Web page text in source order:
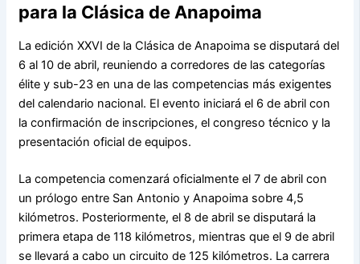
para la Clásica de Anapoima
La edición XXVI de la Clásica de Anapoima se disputará del
6 al 10 de abril, reuniendo a corredores de las categorías
élite y sub-23 en una de las competencias más exigentes
del calendario nacional. El evento iniciará el 6 de abril con
la confirmación de inscripciones, el congreso técnico y la
presentación oficial de equipos.
La competencia comenzará oficialmente el 7 de abril con
un prólogo entre San Antonio y Anapoima sobre 4,5
kilómetros. Posteriormente, el 8 de abril se disputará la
primera etapa de 118 kilómetros, mientras que el 9 de abril
se llevará a cabo un circuito de 125 kilómetros. La carrera